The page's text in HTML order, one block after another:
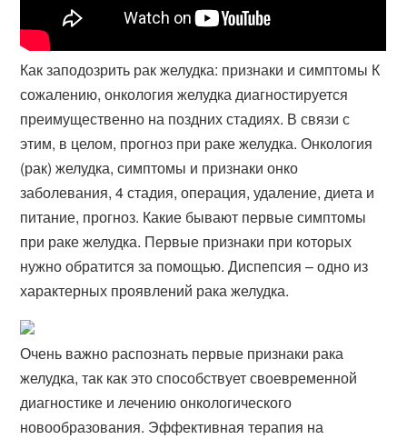
Как заподозрить рак желудка: признаки и симптомы К
сожалению, онкология желудка диагностируется
преимущественно на поздних стадиях. В связи с
этим, в целом, прогноз при раке желудка. Онкология
(рак) желудка, симптомы и признаки онко
заболевания, 4 стадия, операция, удаление, диета и
питание, прогноз. Какие бывают первые симптомы
при раке желудка. Первые признаки при которых
нужно обратится за помощью. Диспепсия – одно из
характерных проявлений рака желудка.
Очень важно распознать первые признаки рака
желудка, так как это способствует своевременной
диагностике и лечению онкологического
новообразования. Эффективная терапия на